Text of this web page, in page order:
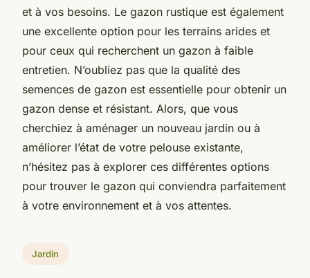
et à vos besoins. Le gazon rustique est également
une excellente option pour les terrains arides et
pour ceux qui recherchent un gazon à faible
entretien. N’oubliez pas que la qualité des
semences de gazon est essentielle pour obtenir un
gazon dense et résistant. Alors, que vous
cherchiez à aménager un nouveau jardin ou à
améliorer l’état de votre pelouse existante,
n’hésitez pas à explorer ces différentes options
pour trouver le gazon qui conviendra parfaitement
à votre environnement et à vos attentes.
Jardin